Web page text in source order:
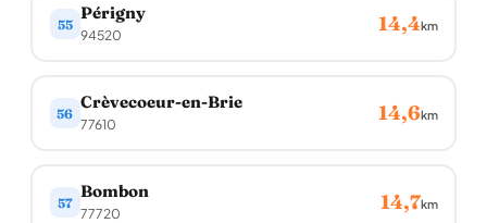
55
Périgny
94520 14,4km
56
Crèvecoeur-en-Brie
77610 14,6km
57
Bombon
77720 14,7km